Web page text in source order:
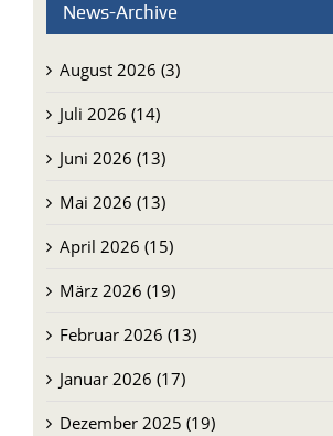
News-Archive
August 2026 (3)
Juli 2026 (14)
Juni 2026 (13)
Mai 2026 (13)
April 2026 (15)
März 2026 (19)
Februar 2026 (13)
Januar 2026 (17)
Dezember 2025 (19)